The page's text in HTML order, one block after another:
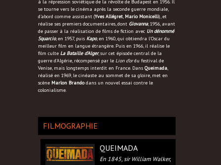
à la répression soviétique de la révolte de Budapest en 1956. Il
se tourne vers le cinéma après la seconde guerre mondiale,
d’abord comme assistant (Yves Allégret, Mario Monicelli), et
réalise ses premiers documentaires, dont Giovanna, 1956, avant
de passer à la réalisation de films de fiction avec Un dénommé
Squarcio, en 1957, puis Kapo, en 1960, qui obtiendra l’Oscar du
meilleur film en langue étrangère. Puis en 1966, il réalise le
film culte La Bataille d’Alger, sur cet épisode central de la
guerre d’Algérie, récompensé par le Lion d’ordu festival de
Venise, mais longtemps interdit en France. Dans Queimada,
réalisé en 1969, le cinéaste au sommet de sa gloire, met en
scène Marlon Brandodans un nouvel essai contre le
colonialisme.
FILMOGRAPHIE
QUEIMADA
En 1845, sir William Walker,